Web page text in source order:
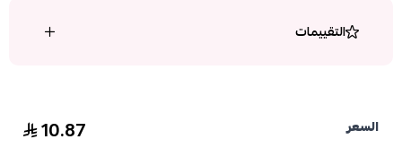
التقييمات
السعر 10.87